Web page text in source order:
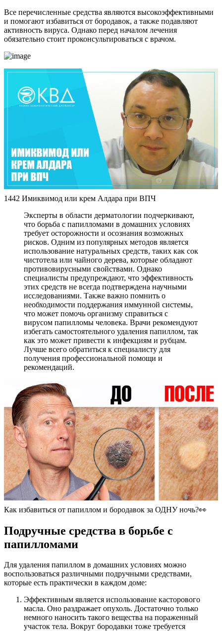
Все перечисленные средства являются высокоэффективными
и помогают избавиться от бородавок, а также подавляют
активность вируса. Однако перед началом лечения
обязательно стоит проконсультироваться с врачом.
1442 Имиквимод или крем Алдара при ВПЧ
Эксперты в области дерматологии подчеркивают,
что борьба с папилломами в домашних условиях
требует осторожности и осознания возможных
рисков. Одним из популярных методов является
использование натуральных средств, таких как сок
чистотела или чайного дерева, которые обладают
противовирусными свойствами. Однако
специалисты предупреждают, что эффективность
этих средств не всегда подтверждена научными
исследованиями. Также важно помнить о
необходимости поддержания иммунной системы,
что может помочь организму справиться с
вирусом папилломы человека. Врачи рекомендуют
избегать самостоятельного удаления папиллом, так
как это может привести к инфекциям и рубцам.
Лучше всего обратиться к специалисту для
получения профессиональной помощи и
рекомендаций.
Как избавиться от папиллом и бородавок за ОДНУ ночь?👀
Подручные средства в борьбе с
папилломами
Для удаления папиллом в домашних условиях можно
воспользоваться различными подручными средствами,
которые есть практически в каждом доме:
Эффективным является использование касторового
масла. Оно раздражает опухоль. Достаточно только
немного наносить такого вещества на пораженный
участок тела. Вокруг бородавки тоже требуется